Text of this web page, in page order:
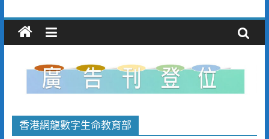
香港網龍數字生命教育部